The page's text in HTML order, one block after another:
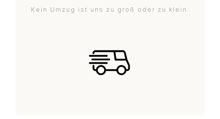
Kein Umzug ist uns zu groß oder zu klein.